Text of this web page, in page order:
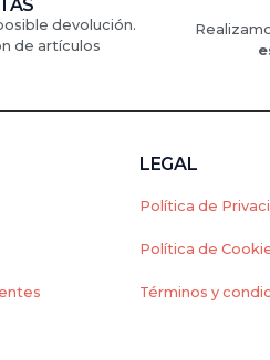
devolución.
de artículos
LEGAL
Política de
Política de
Términos y